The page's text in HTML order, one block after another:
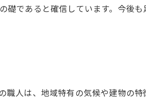
であると確信しています。今後
人は、地域特有の気候や建物の